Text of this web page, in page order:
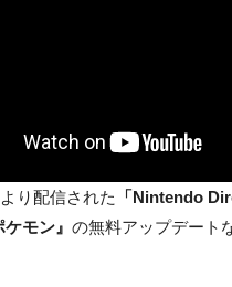
り配信された 「Nintendo
ケモン』 の無料アップデート